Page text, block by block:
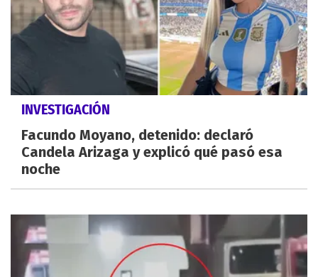
INVESTIGACIÓN
Facundo Moyano, detenido: declaró
Candela Arizaga y explicó qué pasó esa
noche